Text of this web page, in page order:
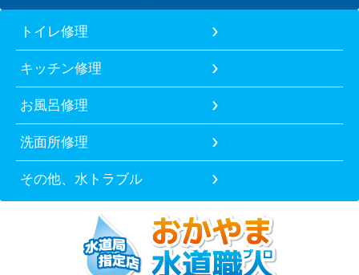
トイレ修理
キッチン修理
お風呂修理
洗面所修理
その他、水トラブル